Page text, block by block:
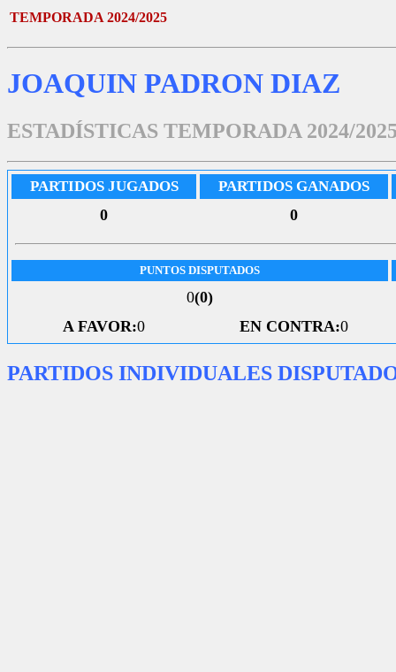
TEMPORADA 2024/2025
JOAQUIN PADRON DIAZ
ESTADÍSTICAS TEMPORADA 2024/
PARTIDOS JUGADOS PARTIDOS GANADOS
0 0
PUNTOS DISPUTADOS
0(0)
A FAVOR:0 EN CONTRA:0
PARTIDOS INDIVIDUALES